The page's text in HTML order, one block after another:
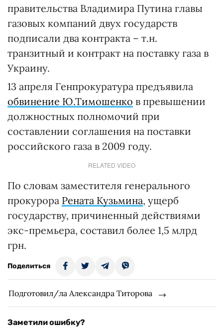
правительства Владимира Путина главы
газовых компаний двух государств
подписали два контракта – т.н.
транзитный и контракт на поставку газа в
Украину.
13 апреля Генпрокуратура предъявила
обвинение Ю.Тимошенко в превышении
должностных полномочий при
составлении соглашения на поставки
российского газа в 2009 году.
RELATED VIDEO
По словам заместителя генерального
прокурора Рената Кузьмина, ущерб
государству, причиненный действиями
экс-премьера, составил более 1,5 млрд
грн.
Поделиться
Подготовил/ла Александра Титорова
Заметили ошибку?